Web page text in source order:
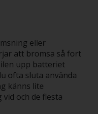
eller
att bromsa så fort
upp batteriet
ofta sluta använda
känns lite
och de flesta